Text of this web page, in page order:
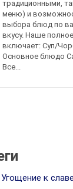
традиционными,
меню) и
выбора блюд по
вкусу. Наше
включает: Суп/
Основное блюдо
Все...
Угощение к славе